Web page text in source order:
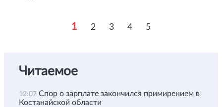
1 2 3 4 5
Читаемое
12:07 Спор о зарплате закончился примирением в
Костанайской области